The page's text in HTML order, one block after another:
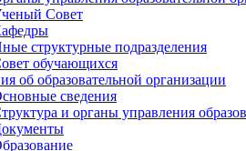
Совет
структурные подразделения
обучающихся
об образовательной организации
сведения
и органы управления